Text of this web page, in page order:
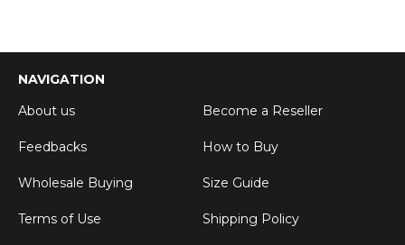
NAVIGATION
About us
Become a Reseller
Feedbacks How to Buy
Wholesale Buying Size Guide
Terms of Use Shipping Policy